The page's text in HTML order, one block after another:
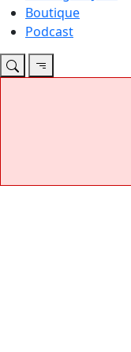
Boutique
Podcast